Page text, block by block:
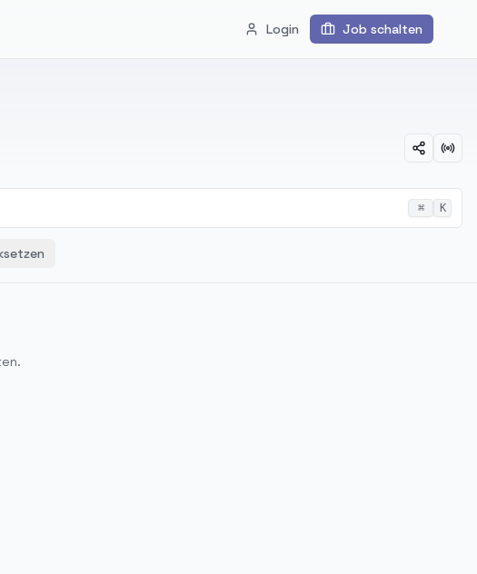
Login Job schalten
⌘ K